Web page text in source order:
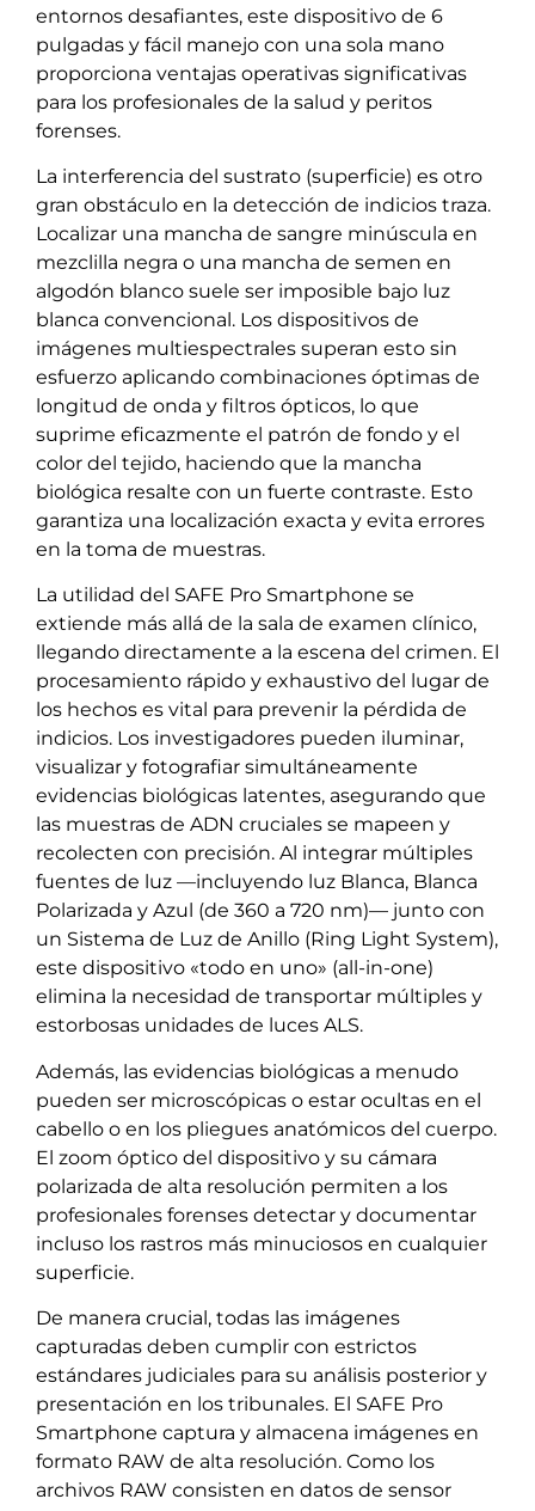
entornos desafiantes, este dispositivo de 6
pulgadas y fácil manejo con una sola mano
proporciona ventajas operativas significativas
para los profesionales de la salud y peritos
forenses.
La interferencia del sustrato (superficie) es otro
gran obstáculo en la detección de indicios traza.
Localizar una mancha de sangre minúscula en
mezclilla negra o una mancha de semen en
algodón blanco suele ser imposible bajo luz
blanca convencional. Los dispositivos de
imágenes multiespectrales superan esto sin
esfuerzo aplicando combinaciones óptimas de
longitud de onda y filtros ópticos, lo que
suprime eficazmente el patrón de fondo y el
color del tejido, haciendo que la mancha
biológica resalte con un fuerte contraste. Esto
garantiza una localización exacta y evita errores
en la toma de muestras.
La utilidad del SAFE Pro Smartphone se
extiende más allá de la sala de examen clínico,
llegando directamente a la escena del crimen. El
procesamiento rápido y exhaustivo del lugar de
los hechos es vital para prevenir la pérdida de
indicios. Los investigadores pueden iluminar,
visualizar y fotografiar simultáneamente
evidencias biológicas latentes, asegurando que
las muestras de ADN cruciales se mapeen y
recolecten con precisión. Al integrar múltiples
fuentes de luz —incluyendo luz Blanca, Blanca
Polarizada y Azul (de 360 a 720 nm)— junto con
un Sistema de Luz de Anillo (Ring Light System),
este dispositivo «todo en uno» (all-in-one)
elimina la necesidad de transportar múltiples y
estorbosas unidades de luces ALS.
Además, las evidencias biológicas a menudo
pueden ser microscópicas o estar ocultas en el
cabello o en los pliegues anatómicos del cuerpo.
El zoom óptico del dispositivo y su cámara
polarizada de alta resolución permiten a los
profesionales forenses detectar y documentar
incluso los rastros más minuciosos en cualquier
superficie.
De manera crucial, todas las imágenes
capturadas deben cumplir con estrictos
estándares judiciales para su análisis posterior y
presentación en los tribunales. El SAFE Pro
Smartphone captura y almacena imágenes en
formato RAW de alta resolución. Como los
archivos RAW consisten en datos de sensor